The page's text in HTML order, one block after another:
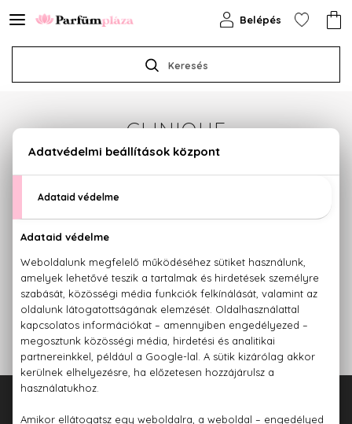
Keresés
Belépés
CLINIQUE
Sajnos jelenleg a márka egyetlen terméke sem
érhető el.
Termékajánlataink megtekintéséhez válasszon az
KOZMETIKUMOK
SMINK
HAJÁPOLÁS
Fel az oldal tetejére!